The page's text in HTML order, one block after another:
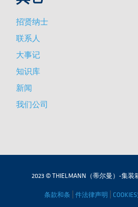
招贤纳士
联系人
大事记
知识库
新闻
我们公司
2023 © THIELMANN（蒂尔曼）-集装
条款和条 | 件法律声明 |